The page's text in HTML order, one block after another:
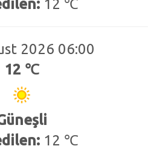
12 ℃
2026 06:00
12 ℃
12 ℃